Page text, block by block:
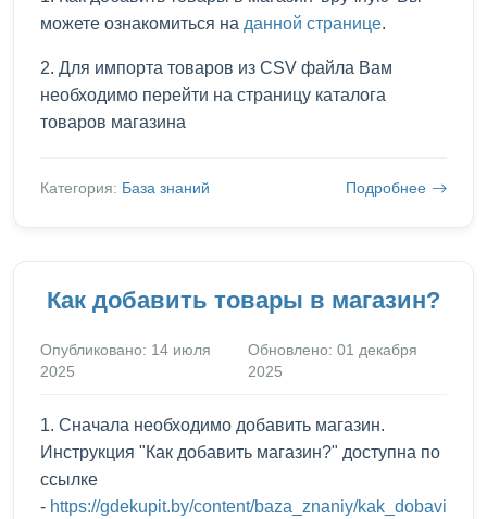
можете ознакомиться на данной странице.
2. Для импорта товаров из CSV файла Вам
необходимо перейти на страницу каталога
товаров магазина
Категория: База знаний Подробнее
Как добавить товары в магазин?
Опубликовано: 14 июля
2025
Обновлено: 01 декабря
2025
1. Сначала необходимо добавить магазин.
Инструкция "Как добавить магазин?" доступна по
ссылке
- https://gdekupit.by/content/baza_znaniy/kak_dobavi